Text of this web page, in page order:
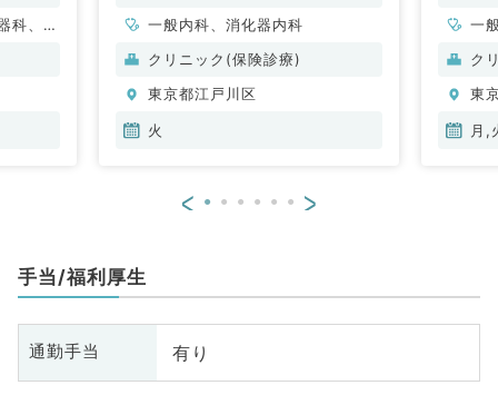
科、一
一般内科、消化器内科
クリニック(保険診療)
東京都江戸川区
火
一
ク
東
月,
< >
手当/福利厚生
通勤手当 有り